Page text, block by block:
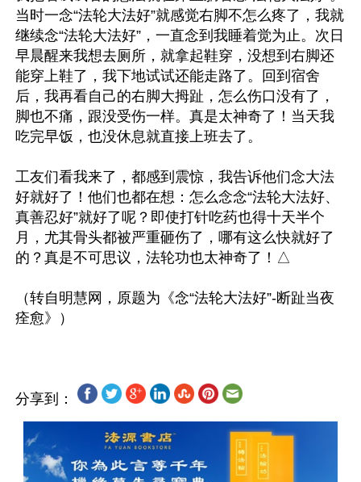
当时一念“法轮大法好”就感觉右脚不怎么疼了，我就
继续念“法轮大法好”，一直念到我睡着觉为止。次日
早晨醒来我想去厕所，就拿起鞋穿，没想到右脚还
能穿上鞋了，我下地试试还能走路了。回到宿舍
后，我再看自己的右脚大拇趾，怎么伤口没有了，
脚也不痛，跟没受伤一样。真是太神奇了！当天我
吃完早饭，也没休息就直接上班去了。
工友们看我来了，都感到震惊，我告诉他们念大法
好就好了！他们也都在想：怎么念念“法轮大法好、
真善忍好”就好了呢？即使打针吃药也得十天半个
月，尤其骨头都被严重砸伤了，哪有这么快就好了
的？真是不可思议，法轮功也太神奇了！△
（转自明慧网，原题为《念“法轮大法好”-断趾当夜
分享到：